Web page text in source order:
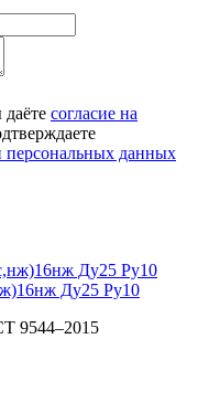
согласие на
персональных данных
Ду25 Ру10
9544–2015